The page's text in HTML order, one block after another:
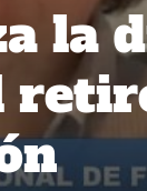
la